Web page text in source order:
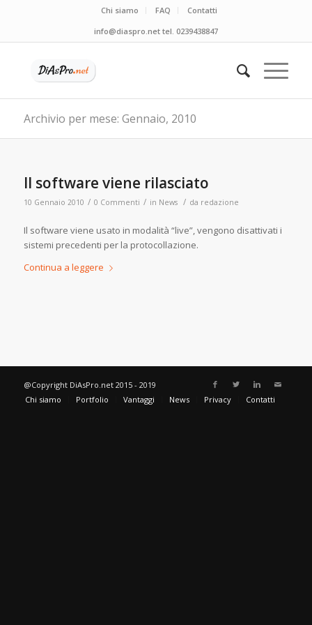
Chi siamo FAQ
Contatti
info@diaspro.net tel. 0239438847
Archivio per mese: Gennaio, 2010
Il software viene rilasciato
10 Gennaio 2010 / 0 Commenti / in News / da redazione
Il software viene usato in modalità “live”, vengono disattivati i
sistemi precedenti per la protocollazione.
Continua a leggere
@Copyright DiAsPro.net 2015 - 2019
Chi siamo
Portfolio Vantaggi News Privacy Contatti